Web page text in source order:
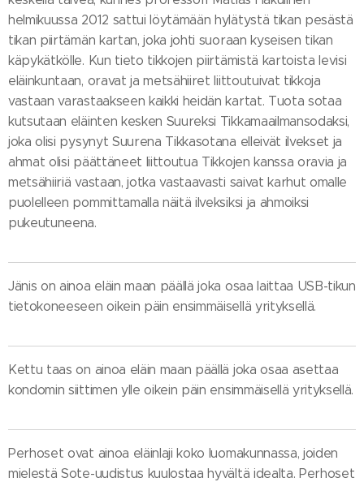
helmikuussa 2012 sattui löytämään hylätystä tikan pesästä
tikan piirtämän kartan, joka johti suoraan kyseisen tikan
käpykätkölle. Kun tieto tikkojen piirtämistä kartoista levisi
eläinkuntaan, oravat ja metsähiiret liittoutuivat tikkoja
vastaan varastaakseen kaikki heidän kartat. Tuota sotaa
kutsutaan eläinten kesken Suureksi Tikkamaailmansodaksi,
joka olisi pysynyt Suurena Tikkasotana elleivät ilvekset ja
ahmat olisi päättäneet liittoutua Tikkojen kanssa oravia ja
metsähiiriä vastaan, jotka vastaavasti saivat karhut omalle
puolelleen pommittamalla näitä ilveksiksi ja ahmoiksi
pukeutuneena.
Jänis on ainoa eläin maan päällä joka osaa laittaa USB-tikun
tietokoneeseen oikein päin ensimmäisellä yrityksellä.
Kettu taas on ainoa eläin maan päällä joka osaa asettaa
kondomin siittimen ylle oikein päin ensimmäisellä yrityksellä.
Perhoset ovat ainoa eläinlaji koko luomakunnassa, joiden
mielestä Sote-uudistus kuulostaa hyvältä idealta. Perhoset